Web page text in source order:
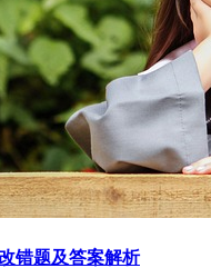
错题及答案解析